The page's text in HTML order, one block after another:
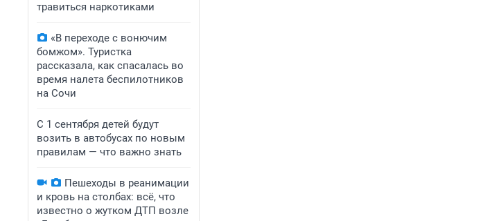
травиться наркотиками
«В переходе с вонючим
бомжом». Туристка
рассказала, как спасалась во
время налета беспилотников
на Сочи
С 1 сентября детей будут
возить в автобусах по новым
правилам — что важно знать
Пешеходы в реанимации
и кровь на столбах: всё, что
известно о жутком ДТП возле